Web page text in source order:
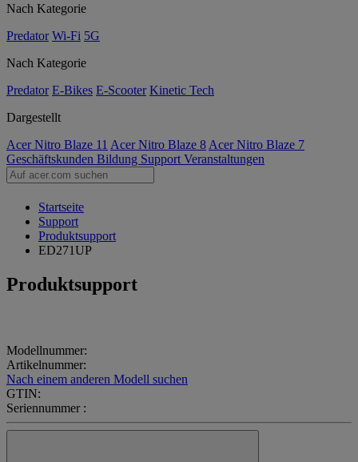
Nach Kategorie
Predator Wi-Fi 5G
Nach Kategorie
Predator E-Bikes E-Scooter Kinetic Tech
Dargestellt
Acer Nitro Blaze 11 Acer Nitro Blaze 8 Acer Nitro Blaze 7
Geschäftskunden Bildung Support Veranstaltungen
Startseite
Support
Produktsupport
ED271UP
Produktsupport
Modellnummer:
Artikelnummer:
Nach einem anderen Modell suchen
GTIN:
Seriennummer :